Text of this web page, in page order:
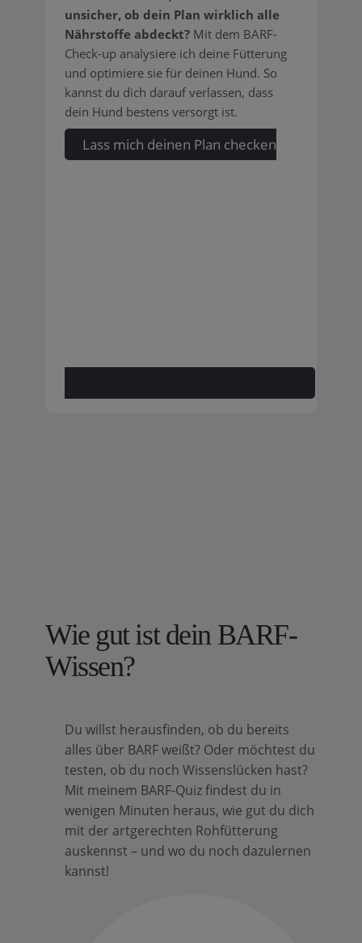
unsicher, ob dein Plan wirklich alle
Nährstoffe abdeckt? Mit dem BARF-
Check-up analysiere ich deine Fütterung
und optimiere sie für deinen Hund. So
kannst du dich darauf verlassen, dass
dein Hund bestens versorgt ist.
Lass mich deinen Plan checken
Wie gut ist dein BARF-
Wissen?
Du willst herausfinden, ob du bereits
alles über BARF weißt? Oder möchtest du
testen, ob du noch Wissenslücken hast?
Mit meinem BARF-Quiz findest du in
wenigen Minuten heraus, wie gut du dich
mit der artgerechten Rohfütterung
auskennst – und wo du noch dazulernen
kannst!